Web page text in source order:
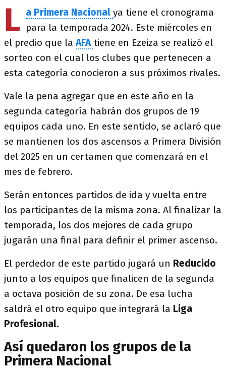
L a Primera Nacional ya tiene el cronograma
para la temporada 2024. Este miércoles en
el predio que laAFA tiene en Ezeiza se realizó el
sorteo con el cual los clubes que pertenecen a
esta categoría conocieron a sus próximos rivales.
Vale la pena agregar que en este año en la
segunda categoría habrán dos grupos de 19
equipos cada uno. En este sentido, se aclaró que
se mantienen los dos ascensos a Primera División
del 2025 en un certamen que comenzará en el
mes de febrero.
Serán entonces partidos de ida y vuelta entre
los participantes de la misma zona. Al finalizar la
temporada, los dos mejores de cada grupo
jugarán una final para definir el primer ascenso.
El perdedor de este partido jugará un Reducido
junto a los equipos que finalicen de la segunda
a octava posición de su zona. De esa lucha
saldrá el otro equipo que integrará la Liga
Profesional.
Así quedaron los grupos de la
Primera Nacional